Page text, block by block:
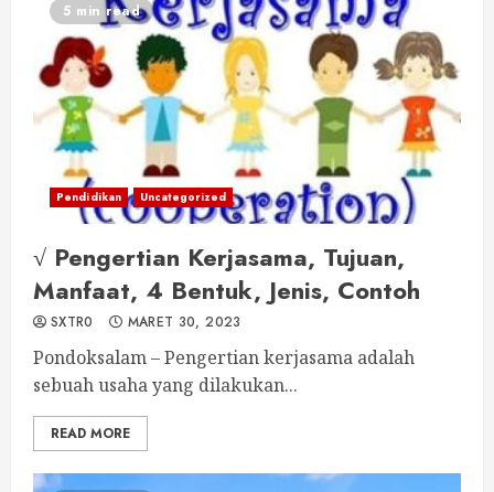
5 min read
Pendidikan Uncategorized
√ Pengertian Kerjasama, Tujuan,
Manfaat, 4 Bentuk, Jenis, Contoh
SXTR0 MARET 30, 2023
Pondoksalam – Pengertian kerjasama adalah
sebuah usaha yang dilakukan...
READ MORE